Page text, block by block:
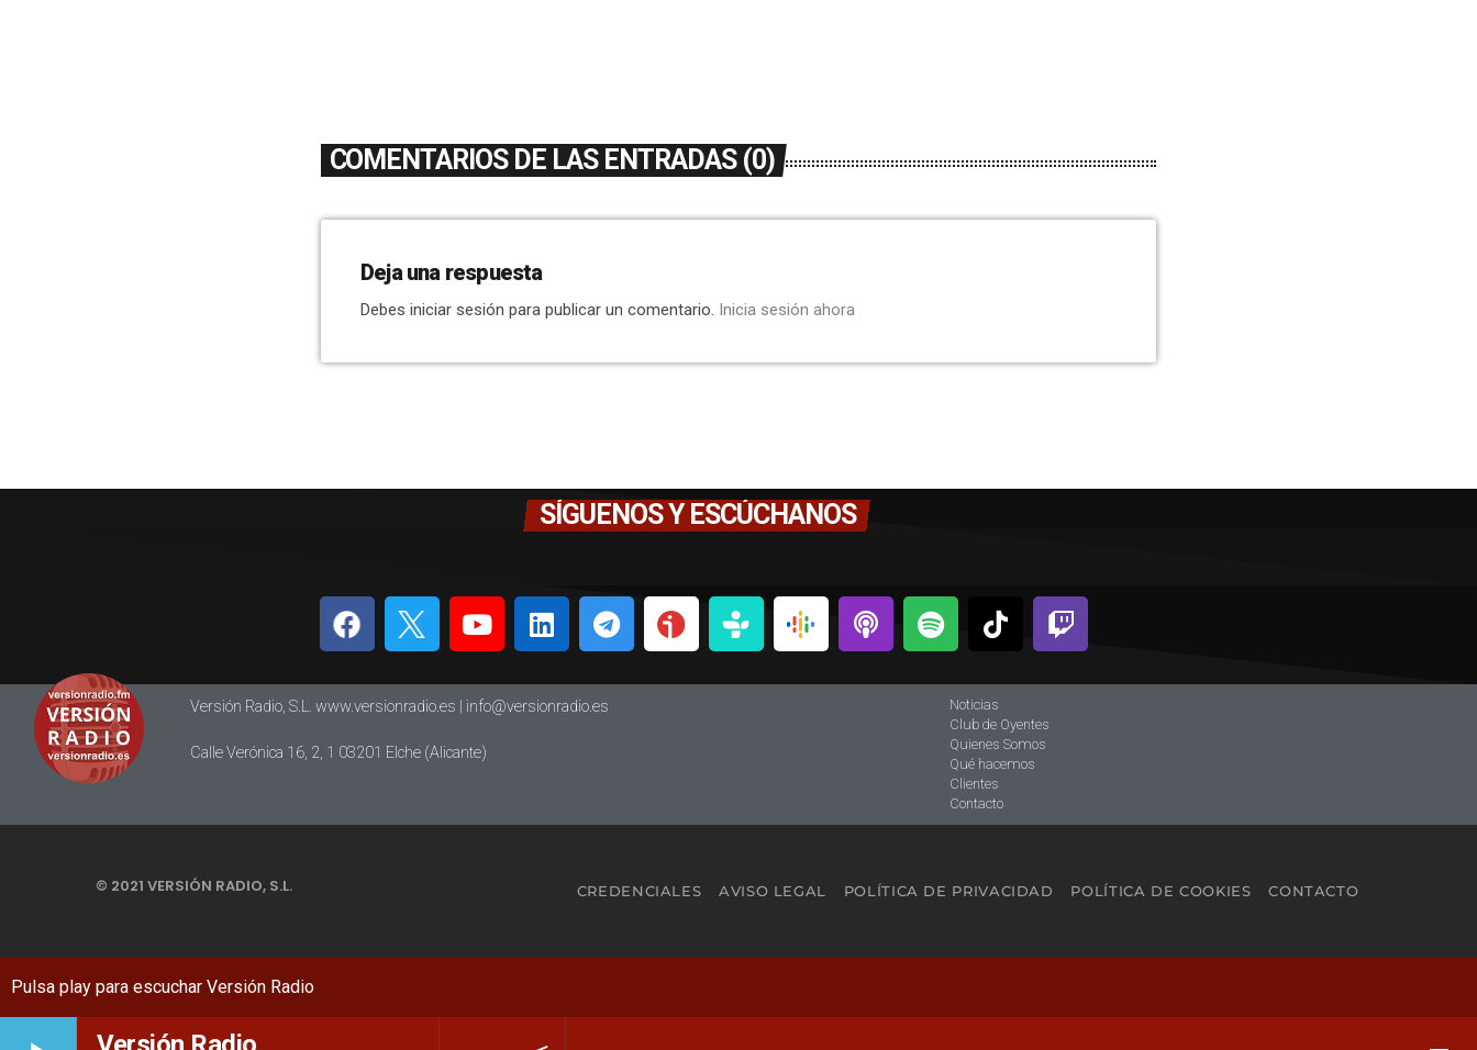
COMENTARIOS DE LAS ENTRADAS (0)
Deja una respuesta
Debes iniciar sesión para publicar un comentario. Inicia sesión ahora
SÍGUENOS Y ESCÚCHANOS
Versión Radio, S.L. www.versionradio.es | info@versionradio.es
Calle Verónica 16, 2, 1 03201 Elche (Alicante)
Noticias
Club de Oyentes
Quienes Somos
Qué hacemos
Clientes
Contacto
© 2021 VERSIÓN RADIO, S.L. CREDENCIALES AVISO LEGAL POLÍTICA DE PRIVACIDAD POLÍTICA DE COOKIES CONTACTO